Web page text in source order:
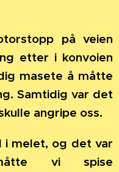
på veien
etter i konvoien
masete å måtte
Samtidig var det
angripe oss.
i melet, og det var
vi spise